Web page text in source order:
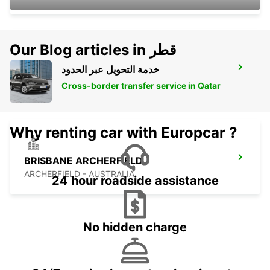
BRISBANE MANSFIELD
MANSFIELD - AUSTRALIA
BRISBANE ARCHERFIELD
ARCHERFIELD - AUSTRALIA
Our Blog articles in قطر
خدمة التحويل عبر الحدود
Cross-border transfer service in Qatar
Why renting car with Europcar ?
24 hour roadside assistance
No hidden charge